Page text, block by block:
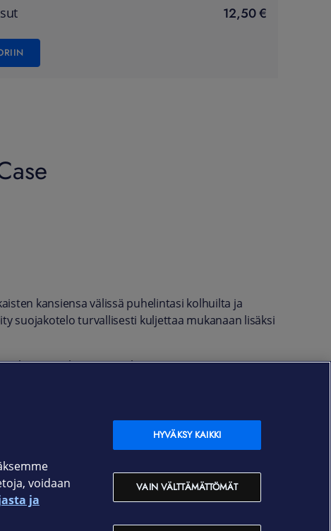
12,50 €
kansiensa välissä puhelintasi kolhuilta ja
suojakotelo turvallisesti kuljettaa mukanaan lisäksi
yksi iso tasku. Korttipaikat on RFID-suojattu
voidaan
ja
VAIN VÄLTTÄMÄTTÖMÄT
HYVÄKSY KAIKKI